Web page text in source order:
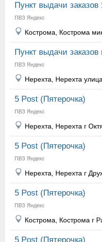
Пункт выдачи
ПВЗ Яндекс
Кострома, Кострома
Пункт выдачи заказов
ПВЗ Яндекс
Нерехта, Нерехта
5 Post (Пятерочка)
ПВЗ Яндекс
Нерехта, Нерехта г
5 Post (Пятерочка)
ПВЗ Яндекс
Нерехта, Нерехта г
5 Post (Пятерочка)
ПВЗ Яндекс
Кострома, Кострома г
5 Post (Пятерочка)